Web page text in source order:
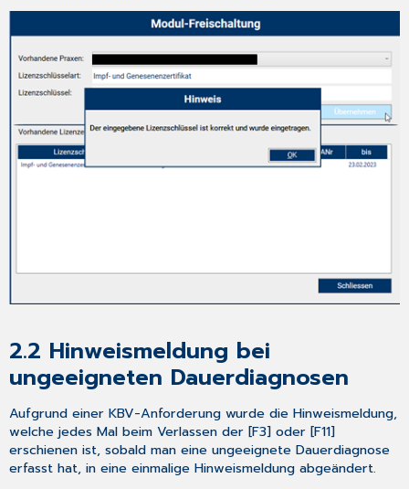
2.2 Hinweismeldung bei
ungeeigneten Dauerdiagnosen
Aufgrund einer KBV-Anforderung wurde die Hinweismeldung,
welche jedes Mal beim Verlassen der [F3] oder [F11]
erschienen ist, sobald man eine ungeeignete Dauerdiagnose
erfasst hat, in eine einmalige Hinweismeldung abgeändert.